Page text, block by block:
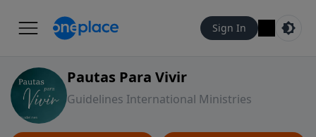
Sign In
Pautas Para Vivir
Guidelines International Ministries